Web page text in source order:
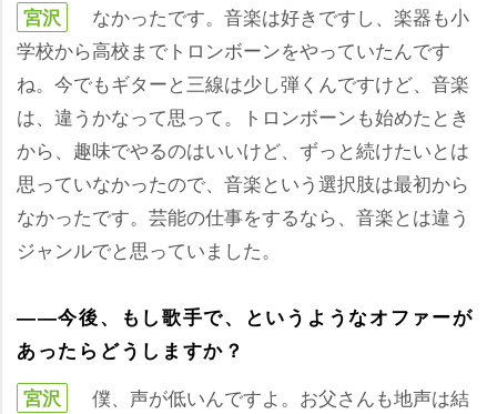
宮沢
なかったです。音楽は好きですし、楽器も小
学校から高校までトロンボーンをやっていたんです
ね。今でもギターと三線は少し弾くんですけど、音楽
は、違うかなって思って。トロンボーンも始めたとき
から、趣味でやるのはいいけど、ずっと続けたいとは
思っていなかったので、音楽という選択肢は最初から
なかったです。芸能の仕事をするなら、音楽とは違う
ジャンルでと思っていました。
――今後、もし歌手で、というようなオファーが
あったらどうしますか？
宮沢
僕、声が低いんですよ。お父さんも地声は結